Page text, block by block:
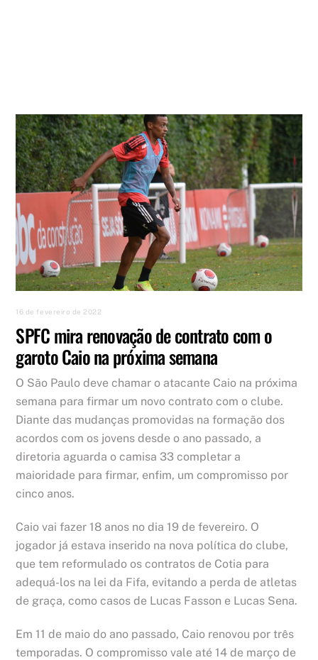
16 de fevereiro de 2022
SPFC mira renovação de contrato com o
garoto Caio na próxima semana
O São Paulo deve chamar o atacante Caio na próxima
semana para firmar um novo contrato com o clube.
Diante das mudanças promovidas na formação dos
acordos com os jovens desde o ano passado, a
diretoria aguarda o camisa 33 completar a
maioridade para firmar, enfim, um compromisso por
cinco anos.
Caio vai fazer 18 anos no dia 19 de fevereiro. O
jogador já estava inserido na nova política do clube,
que tem reformulado os contratos de Cotia para
adequá-los na lei da Fifa, evitando a perda de atletas
de graça, como casos de Lucas Fasson e Lucas Sena.
Em 11 de maio do ano passado, Caio renovou por três
temporadas. O compromisso vale até 14 de março de